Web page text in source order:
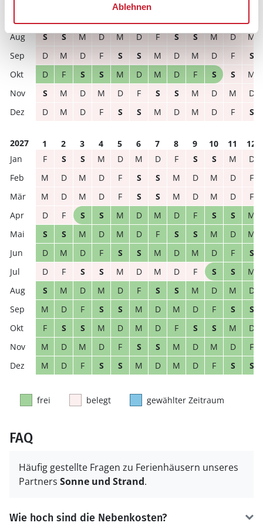
Ablehnen
5 6
S
S M D M D F S S M D
M
D
M D F S S M D M D F
S
D
F S S M D M D F S S
M
S
M D M D F S S M D M
D
D
M D F S S M D M D F S
2027 1 2 3 4 5 6 7 8 9 10 11
12
F
S S M D M D F S S M
D
M
D M D F S S M D M D
F
M
D M D F S S M D M D
F
D
F S S M D M D F S S
M
S
S M D M D F S S M D
M
D
M D F S S M D M D F
S
D
F S S M D M D F S S
M
S
M D M D F S S M D M
D
M
D F S S M D M D F S
S
F
S S M D M D F S S M
D
M
D M D F S S M D M D
F
M
D F S S M D M D F S S
frei belegt gewählter Zeitraum
FAQ
Häufig gestellte Fragen zu Ferienhäusern unseres
Partners Sonne und Strand.
Wie hoch sind die Nebenkosten?